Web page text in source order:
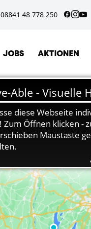
08841 48 778 250
JOBS AKTIONEN
AM AMMERSEE